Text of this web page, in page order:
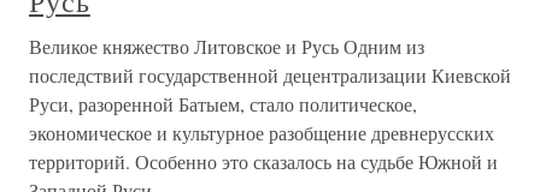
Великое княжество Литовское и Русь Одним из
последствий государственной децентрализации Киевской
Руси, разоренной Батыем, стало политическое,
экономическое и культурное разобщение древнерусских
территорий. Особенно это сказалось на судьбе Южной и